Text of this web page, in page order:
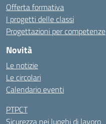
Offerta formativa
I progetti delle classi
Progettazioni per competenze
Novità
Le notizie
Le circolari
Calendario eventi
PTPCT
Sicurezza nei luoghi di lavoro